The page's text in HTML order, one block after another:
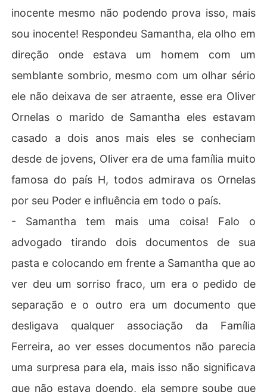
inocente mesmo não podendo prova isso, mais
sou inocente! Respondeu Samantha, ela olho em
direção onde estava um homem com um
semblante sombrio, mesmo com um olhar sério
ele não deixava de ser atraente, esse era Oliver
Ornelas o marido de Samantha eles estavam
casado a dois anos mais eles se conheciam
desde de jovens, Oliver era de uma família muito
famosa do país H, todos admirava os Ornelas
por seu Poder e influência em todo o país.
- Samantha tem mais uma coisa! Falo o
advogado tirando dois documentos de sua
pasta e colocando em frente a Samantha que ao
ver deu um sorriso fraco, um era o pedido de
separação e o outro era um documento que
desligava qualquer associação da Família
Ferreira, ao ver esses documentos não parecia
uma surpresa para ela, mais isso não significava
que não estava doendo, ela sempre soube que